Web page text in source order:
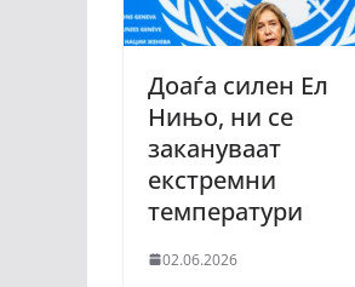
Доаѓа силен Ел
Нињо, ни се
закануваат
екстремни
температури
02.06.2026